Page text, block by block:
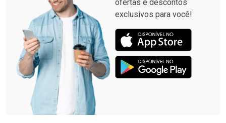
ofertas e descontos
exclusivos para você!